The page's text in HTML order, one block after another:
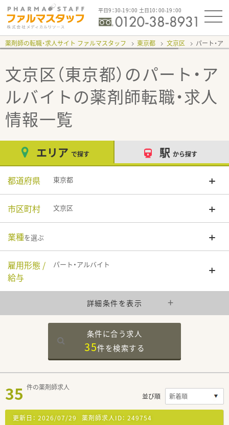
平日9：30-19：00 土日10：00-19：00
薬剤師の転職・求人サイト ファルマスタッフ 東京都 文京区 パート・ア
文京区（東京都）のパート・ア
ルバイトの薬剤師転職・求人
情報一覧
エリア で探す 駅 から探す
都道府県 東京都
市区町村 文京区
業種を選ぶ
雇用形態 /
給与
パート・アルバイト
詳細条件を表示
条件に合う求人
35件を検索する
35 件の薬剤師求人
並び順
更新日： 2026/07/29 薬剤師求人ID： 249754